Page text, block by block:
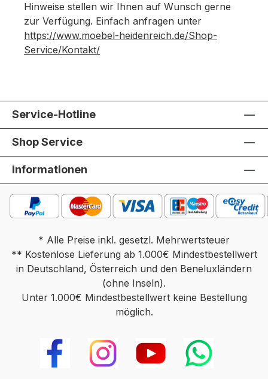
Hinweise stellen wir Ihnen auf Wunsch gerne
zur Verfügung. Einfach anfragen unter
https://www.moebel-heidenreich.de/Shop-
Service/Kontakt/
Service-Hotline
Shop Service
Informationen
* Alle Preise inkl. gesetzl. Mehrwertsteuer
** Kostenlose Lieferung ab 1.000€ Mindestbestellwert
in Deutschland, Österreich und den Beneluxländern
(ohne Inseln).
Unter 1.000€ Mindestbestellwert keine Bestellung
möglich.